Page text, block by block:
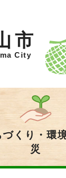
市
City
づくり・環
災